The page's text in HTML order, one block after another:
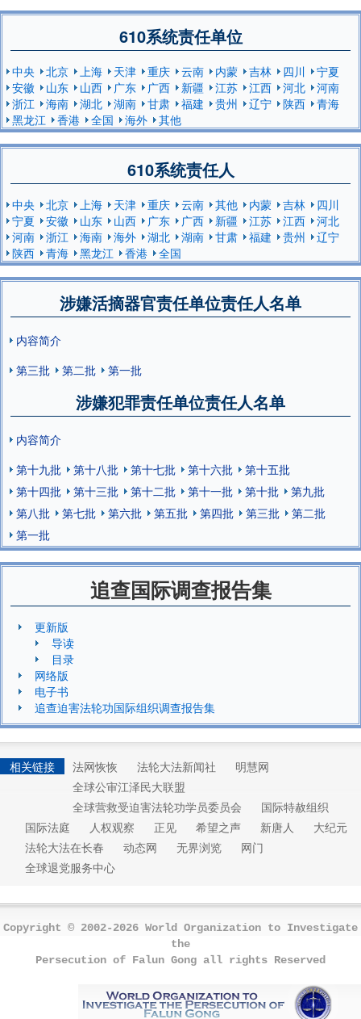
610系统责任单位
中央 北京 上海 天津 重庆 云南 内蒙 吉林 四川
宁夏
安徽
山东 山西 广东 广西 新疆 江苏 江西 河北
河南
浙江
海南 湖北 湖南 甘肃 福建 贵州 辽宁 陕西
青海
黑龙江
香港 全国 海外 其他
610系统责任人
中央 北京 上海 天津 重庆 云南 其他 内蒙 吉林
四川
宁夏
安徽 山东 山西 广东 广西 新疆 江苏 江西
河北
河南
浙江 海南 海外 湖北 湖南 甘肃 福建 贵州
辽宁
陕西
青海 黑龙江 香港 全国
涉嫌活摘器官责任单位责任人名单
内容简介
第三批
第二批 第一批
涉嫌犯罪责任单位责任人名单
内容简介
第十九批
第十八批 第十七批 第十六批
第十五批
第十四批
第十三批 第十二批 第十一批 第十批
第九批
第八批
第七批 第六批 第五批 第四批 第三批
第二批
第一批
追查国际调查报告集
更新版
导读
目录
网络版
电子书
追查迫害法轮功国际组织调查报告集
相关链接 法网恢恢 法轮大法新闻社
明慧网
全球公审江泽民大联盟
全球营救受迫害法轮功学员委员会
国际特赦组织
国际法庭
人权观察 正见 希望之声 新唐人
大纪元
法轮大法在长春
动态网 无界浏览
网门
全球退党服务中心
Copyright © 2002-2026 World Organization to Investigate
the
Persecution of Falun Gong all rights Reserved